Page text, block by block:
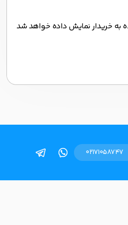
خریدار نمایش داده خواهد شد
02171058747